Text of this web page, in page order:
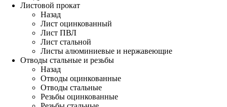
Листовой прокат
Назад
Лист оцинкованный
Лист ПВЛ
Лист стальной
Листы алюминиевые и нержавеющие
Отводы стальные и резьбы
Назад
Отводы оцинкованные
Отводы стальные
Резьбы оцинкованные